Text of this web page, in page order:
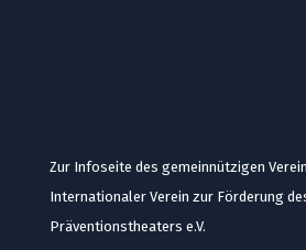
Zur Infoseite des gemeinnützigen
Internationaler Verein zur Förderung
Präventionstheaters e.V.